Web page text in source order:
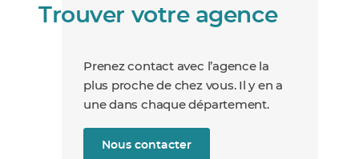
Trouver votre agence
Prenez contact avec l’agence la
plus proche de chez vous. Il y en a
une dans chaque département.
Nous contacter